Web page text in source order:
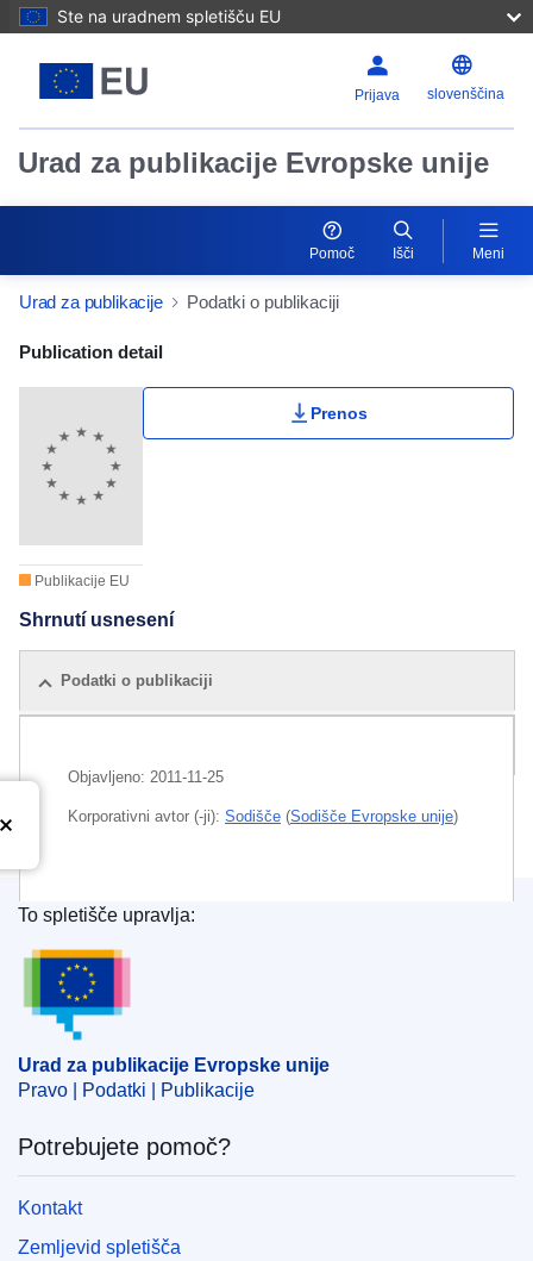
Ste na uradnem spletišču EU
Prijava slovenščina
Urad za publikacije Evropske unije
Pomoč Išči Meni
Urad za publikacije Podatki o publikaciji
Publication Detail Actions Portlet
Publication detail
Publikacije EU
Prenos
Shrnutí usnesení
Podatki o publikaciji
Objavljeno: 2011-11-25
Korporativni avtor (-ji): Sodišče (Sodišče Evropske unije)
Released on EU publications website:
Urad za publikacije Evropske unije
To spletišče upravlja:
Urad za publikacije Evropske unije
Pravo | Podatki | Publikacije
Potrebujete pomoč?
Kontakt
Zemljevid spletišča